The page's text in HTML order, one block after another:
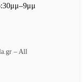
– All